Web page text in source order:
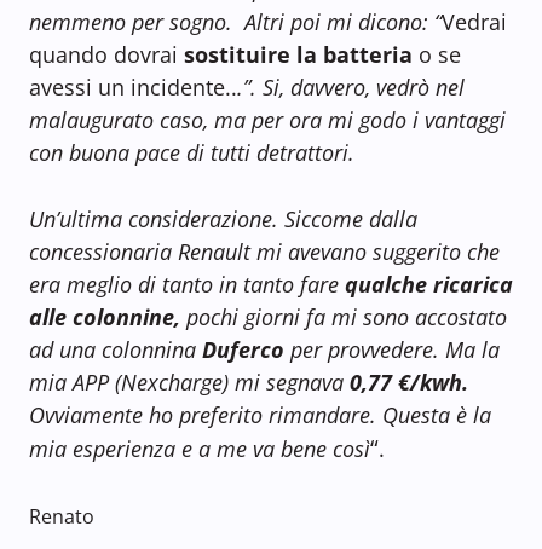
nemmeno per sogno. Altri poi mi dicono: “Vedrai
quando dovrai sostituire la batteria o se
avessi un incidente...”. Si, davvero, vedrò nel
malaugurato caso, ma per ora mi godo i vantaggi
con buona pace di tutti detrattori.
Un’ultima considerazione. Siccome dalla
concessionaria Renault mi avevano suggerito che
era meglio di tanto in tanto fare qualche ricarica
alle colonnine, pochi giorni fa mi sono accostato
ad una colonnina Duferco per provvedere. Ma la
mia APP (Nexcharge) mi segnava 0,77 €/kwh.
Ovviamente ho preferito rimandare. Questa è la
mia esperienza e a me va bene così“.
Renato